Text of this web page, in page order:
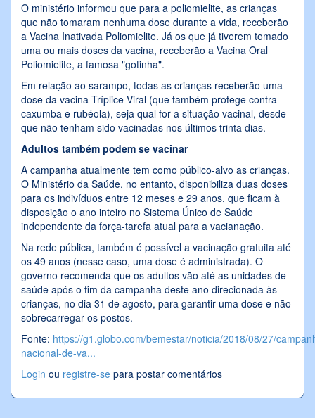
O ministério informou que para a poliomielite, as crianças
que não tomaram nenhuma dose durante a vida, receberão
a Vacina Inativada Poliomielite. Já os que já tiverem tomado
uma ou mais doses da vacina, receberão a Vacina Oral
Poliomielite, a famosa "gotinha".
Em relação ao sarampo, todas as crianças receberão uma
dose da vacina Tríplice Viral (que também protege contra
caxumba e rubéola), seja qual for a situação vacinal, desde
que não tenham sido vacinadas nos últimos trinta dias.
Adultos também podem se vacinar
A campanha atualmente tem como público-alvo as crianças.
O Ministério da Saúde, no entanto, disponibiliza duas doses
para os indivíduos entre 12 meses e 29 anos, que ficam à
disposição o ano inteiro no Sistema Único de Saúde
independente da força-tarefa atual para a vacianação.
Na rede pública, também é possível a vacinação gratuita até
os 49 anos (nesse caso, uma dose é administrada). O
governo recomenda que os adultos vão até as unidades de
saúde após o fim da campanha deste ano direcionada às
crianças, no dia 31 de agosto, para garantir uma dose e não
sobrecarregar os postos.
Fonte: https://g1.globo.com/bemestar/noticia/2018/08/27/
nacional-de-va...
Login ou registre-se para postar comentários